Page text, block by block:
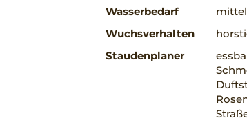
Wasserbedarf
Wuchsverhalten
Staudenplaner